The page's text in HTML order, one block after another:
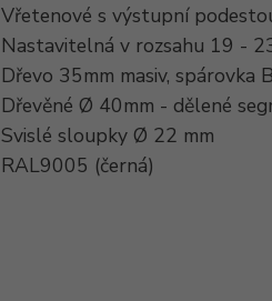
Vřetenové s výstupní
Nastavitelná v rozsahu 19 -
Dřevo 35mm masiv, spárovka
Dřevěné Ø 40mm - dělené
Svislé sloupky Ø 22 mm
RAL9005 (černá)